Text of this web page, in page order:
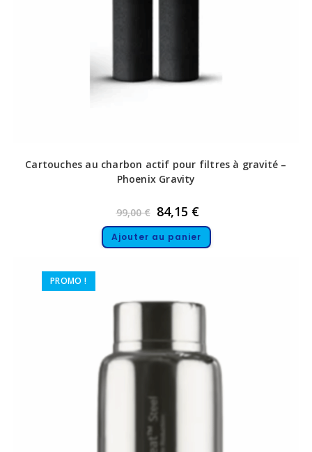
Cartouches au charbon actif pour filtres à gravité –
Phoenix Gravity
99,00€ 84,15 €
Ajouter au panier
PROMO !